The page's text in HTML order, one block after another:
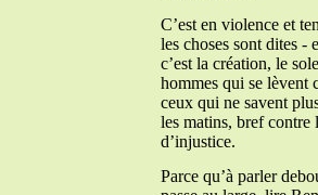
C’est en violence et
les choses sont dites -
c’est la création, le
hommes qui se lèvent
ceux qui ne savent
les matins, bref contre
d’injustice.
Parce qu’à parler